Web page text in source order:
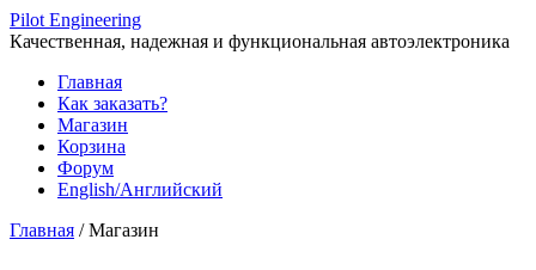
Перейти
к
Pilot Engineering
Качественная, надежная и функциональная автоэлектроника
Главная
Как заказать?
Магазин
Корзина
Форум
English/Английский
Главная / Магазин